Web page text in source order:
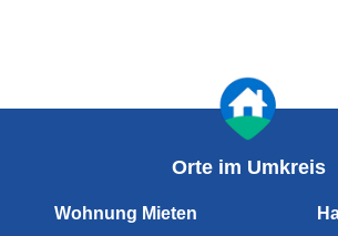
Orte im Umkreis
Wohnung Mieten